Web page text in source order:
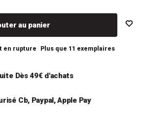
au panier
en rupture Plus que 11 exemplaires
Dès 49€ d'achats
Cb, Paypal, Apple Pay